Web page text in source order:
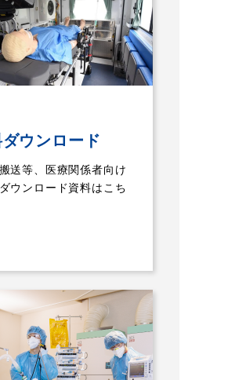
ウンロード
送等、医療関係者向け
ウンロード資料はこち